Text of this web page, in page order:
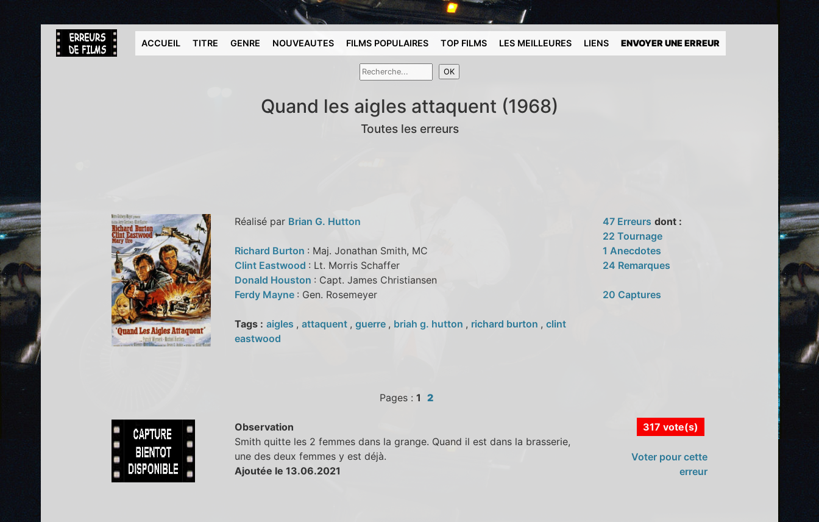
ACCUEIL TITRE GENRE NOUVEAUTES FILMS POPULAIRES TOP FILMS LES MEILLEURES LIENS ENVOYER UNE ERREUR
Quand les aigles attaquent (1968)
Toutes les erreurs
Réalisé par Brian G. Hutton
Richard Burton : Maj. Jonathan Smith, MC
Clint Eastwood : Lt. Morris Schaffer
Donald Houston : Capt. James Christiansen
Ferdy Mayne : Gen. Rosemeyer
Tags : aigles , attaquent , guerre , briah g. hutton , richard burton , clint
eastwood
47 Erreurs dont :
22 Tournage
1 Anecdotes
24 Remarques
20 Captures
Pages : 1 2
Observation
Smith quitte les 2 femmes dans la grange. Quand il est dans la brasserie,
une des deux femmes y est déjà.
Ajoutée le 13.06.2021
317 vote(s)
Voter pour cette
erreur